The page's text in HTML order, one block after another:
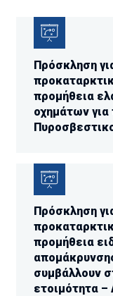
Πρόσκληση
προμήθεια
οχημάτων για
Πρόσκληση
προμήθεια
συμβάλλουν
ετοιμότητα